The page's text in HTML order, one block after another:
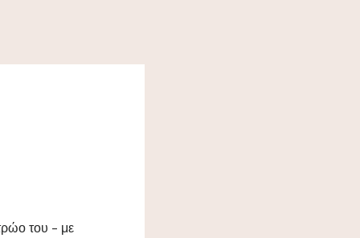
του - με